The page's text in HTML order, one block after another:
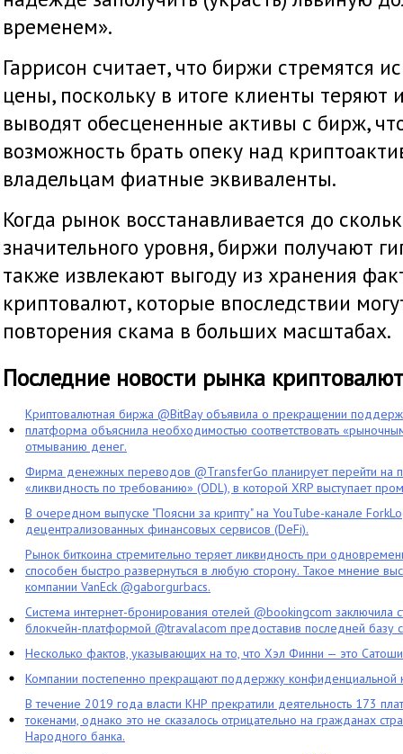
временем».
Гаррисон считает, что биржи стремятся
цены, поскольку в итоге клиенты теряют
выводят обесцененные активы с бирж,
возможность брать опеку над
владельцам фиатные эквиваленты.
Когда рынок восстанавливается до
значительного уровня, биржи получают
также извлекают выгоду из хранения
криптовалют, которые впоследствии
повторения скама в больших масштабах.
Последние новости рынка криптовалют
Криптовалютная биржа @BitBay объявила о прекращении
платформа объяснила необходимостью соответствовать
отмыванию денег.
Фирма денежных переводов @TransferGo планирует перейти на
«ликвидность по требованию» (ODL), в которой XRP выступает
В очередном выпуске "Поясни за крипту" на YouTube-канале
децентрализованных финансовых сервисов (DeFi).
Рынок биткоина стремительно теряет ликвидность при
способен быстро развернуться в любую сторону. Такое мнение
компании VanEck @gaborgurbacs.
Система интернет-бронирования отелей @bookingcom заключила
блокчейн-платформой @travalacom предоставив последней базу
Несколько фактов, указывающих на то, что Хэл Финни — это
Компании постепенно прекращают поддержку конфиденциальной
В течение 2019 года власти КНР прекратили деятельность 173
токенами, однако это не сказалось отрицательно на гражданах
Народного банка.